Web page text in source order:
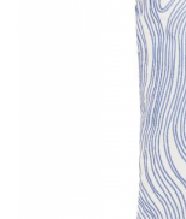
Comode dormitor
Covoare dormitor
Console dormitor
Fotolii dormitor
Console extensibile